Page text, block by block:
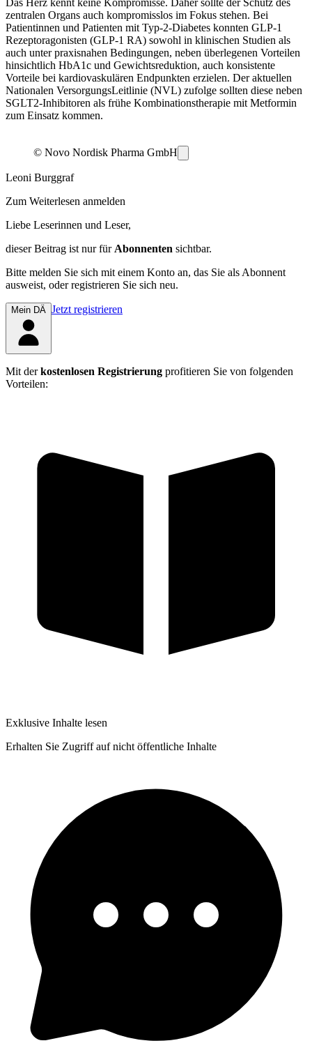
zentralen Organs auch kompromisslos im Fokus stehen. Bei
Patientinnen und Patienten mit Typ-2-Diabetes konnten GLP-1
Rezeptoragonisten (GLP-1 RA) sowohl in klinischen Studien als
auch unter praxisnahen Bedingungen, neben überlegenen Vorteilen
hinsichtlich HbA1c und Gewichtsreduktion, auch konsistente
Vorteile bei kardiovaskulären Endpunkten erzielen. Der aktuellen
Nationalen VersorgungsLeitlinie (NVL) zufolge sollten diese neben
SGLT2-Inhibitoren als frühe Kombinationstherapie mit Metformin
zum Einsatz kommen.
© Novo Nordisk Pharma GmbH
Leoni Burggraf
Zum Weiterlesen anmelden
Liebe Leserinnen und Leser,
dieser Beitrag ist nur für Abonnenten sichtbar.
Bitte melden Sie sich mit einem Konto an, das Sie als Abonnent
ausweist, oder registrieren Sie sich neu.
Mein DÄ Jetzt registrieren
Mit derkostenlosen Registrierung profitieren Sie von folgenden
Vorteilen:
Exklusive Inhalte lesen
Erhalten Sie Zugriff auf nicht öffentliche Inhalte